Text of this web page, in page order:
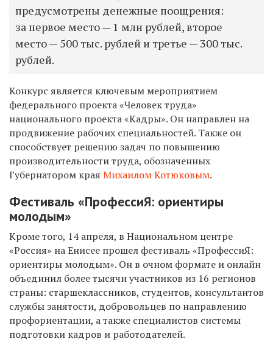
предусмотрены денежные поощрения:
за первое место — 1 млн рублей, второе
место — 500 тыс. рублей и третье — 300 тыс.
рублей.
Конкурс является ключевым мероприятием
федерального проекта «Человек труда»
национального проекта «Кадры». Он направлен на
продвижение рабочих специальностей. Также он
способствует решению задач по повышению
производительности труда, обозначенных
Губернатором края Михаилом Котюковым.
Фестиваль «ПрофессиЯ: ориентиры
молодым»
Кроме того, 14 апреля, в Национальном центре
«Россия» на Енисее прошел фестиваль «ПрофессиЯ:
ориентиры молодым». Он в очном формате и онлайн
объединил более тысячи участников из 16 регионов
страны: старшеклассников, студентов, консультантов
службы занятости, добровольцев по направлению
профориентации, а также специалистов системы
подготовки кадров и работодателей.